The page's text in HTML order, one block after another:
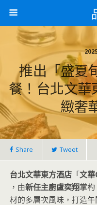
推出「盛夏
餐！台北文華
緻奢
Share Tweet
台北文華東方酒店 「文
，由新任主廚盧奕翔掌
材的多層次風味，打造